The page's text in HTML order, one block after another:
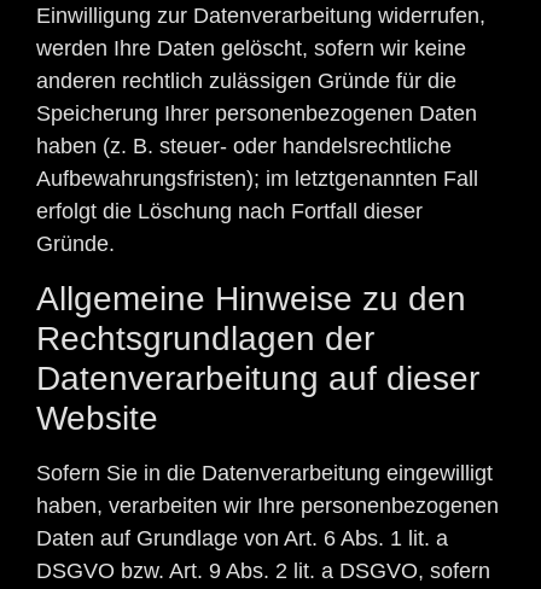
Einwilligung zur Datenverarbeitung widerrufen,
werden Ihre Daten gelöscht, sofern wir keine
anderen rechtlich zulässigen Gründe für die
Speicherung Ihrer personenbezogenen Daten
haben (z. B. steuer- oder handelsrechtliche
Aufbewahrungsfristen); im letztgenannten Fall
erfolgt die Löschung nach Fortfall dieser
Gründe.
Allgemeine Hinweise zu den
Rechtsgrundlagen der
Datenverarbeitung auf dieser
Website
Sofern Sie in die Datenverarbeitung eingewilligt
haben, verarbeiten wir Ihre personenbezogenen
Daten auf Grundlage von Art. 6 Abs. 1 lit. a
DSGVO bzw. Art. 9 Abs. 2 lit. a DSGVO, sofern